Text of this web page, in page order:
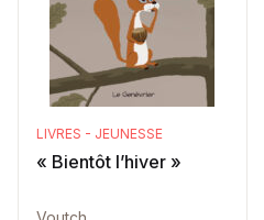
LIVRES - JEUNESSE
« Bientôt l’hiver »